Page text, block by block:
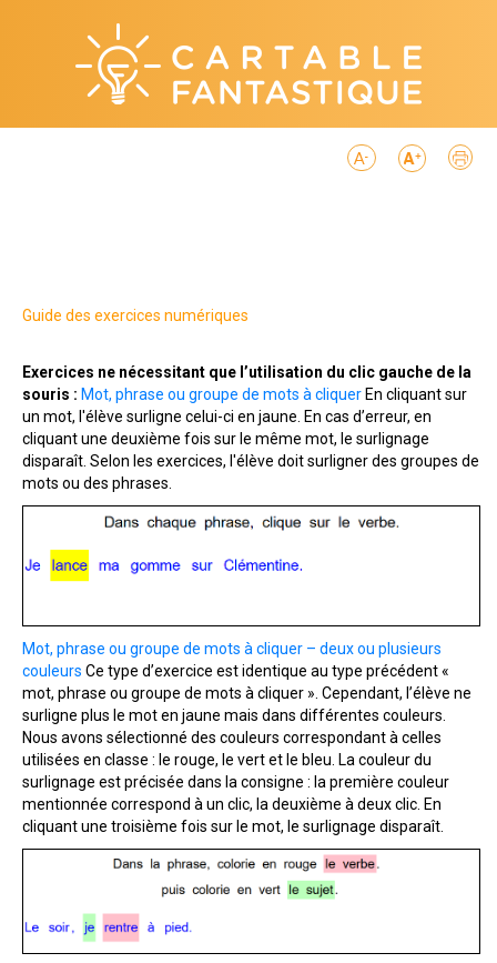
Guide des exercices numériques
Exercices ne nécessitant que l’utilisation du clic gauche de la
souris : Mot, phrase ou groupe de mots à cliquer En cliquant sur
un mot, l'élève surligne celui-ci en jaune. En cas d’erreur, en
cliquant une deuxième fois sur le même mot, le surlignage
disparaît. Selon les exercices, l'élève doit surligner des groupes de
mots ou des phrases.
Mot, phrase ou groupe de mots à cliquer – deux ou plusieurs
couleurs Ce type d’exercice est identique au type précédent «
mot, phrase ou groupe de mots à cliquer ». Cependant, l’élève ne
surligne plus le mot en jaune mais dans différentes couleurs.
Nous avons sélectionné des couleurs correspondant à celles
utilisées en classe : le rouge, le vert et le bleu. La couleur du
surlignage est précisée dans la consigne : la première couleur
mentionnée correspond à un clic, la deuxième à deux clic. En
cliquant une troisième fois sur le mot, le surlignage disparaît.